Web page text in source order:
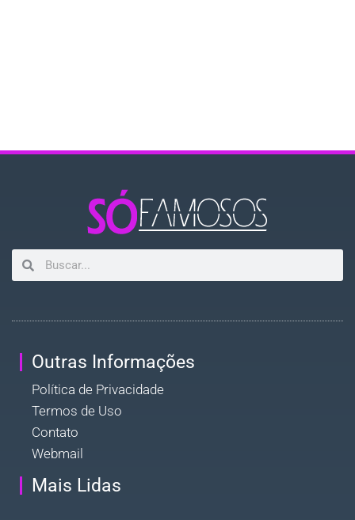
Outras Informações
Política de Privacidade
Termos de Uso
Contato
Webmail
Mais Lidas